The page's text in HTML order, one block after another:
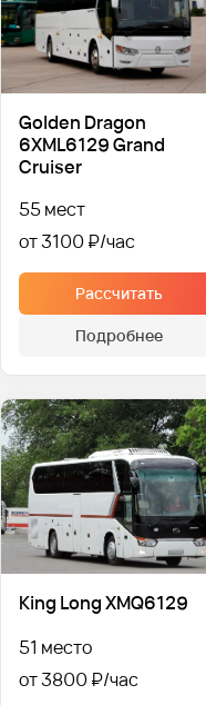
Golden Dragon
6XML6129 Grand
Cruiser
55 мест
от 3100 ₽
Рассчитать
Подробнее
King Long XMQ6129
51 место
от 3800 ₽